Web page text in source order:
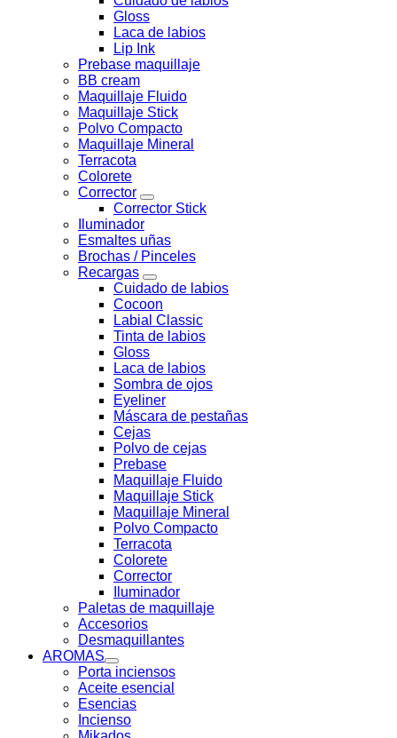
Gloss
Laca de labios
Lip Ink
Prebase maquillaje
BB cream
Maquillaje Fluido
Maquillaje Stick
Polvo Compacto
Maquillaje Mineral
Terracota
Colorete
Corrector
Corrector Stick
Iluminador
Esmaltes uñas
Brochas / Pinceles
Recargas
Cuidado de labios
Cocoon
Labial Classic
Tinta de labios
Gloss
Laca de labios
Sombra de ojos
Eyeliner
Máscara de pestañas
Cejas
Polvo de cejas
Prebase
Maquillaje Fluido
Maquillaje Stick
Maquillaje Mineral
Polvo Compacto
Terracota
Colorete
Corrector
Iluminador
Paletas de maquillaje
Accesorios
Desmaquillantes
AROMAS
Porta inciensos
Aceite esencial
Esencias
Incienso